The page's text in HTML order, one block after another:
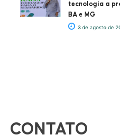
tecnologia a
BA e MG
3 de agosto de
CONTATO